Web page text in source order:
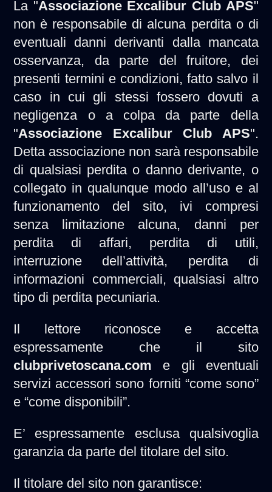
La "Associazione Excalibur Club APS"
non è responsabile di alcuna perdita o di
eventuali danni derivanti dalla mancata
osservanza, da parte del fruitore, dei
presenti termini e condizioni, fatto salvo il
caso in cui gli stessi fossero dovuti a
negligenza o a colpa da parte della
"Associazione Excalibur Club APS".
Detta associazione non sarà responsabile
di qualsiasi perdita o danno derivante, o
collegato in qualunque modo all’uso e al
funzionamento del sito, ivi compresi
senza limitazione alcuna, danni per
perdita di affari, perdita di utili,
interruzione dell’attività, perdita di
informazioni commerciali, qualsiasi altro
tipo di perdita pecuniaria.
Il lettore riconosce e accetta
espressamente che il sito
clubprivetoscana.com e gli eventuali
servizi accessori sono forniti “come sono”
e “come disponibili”.
E’ espressamente esclusa qualsivoglia
garanzia da parte del titolare del sito.
Il titolare del sito non garantisce: